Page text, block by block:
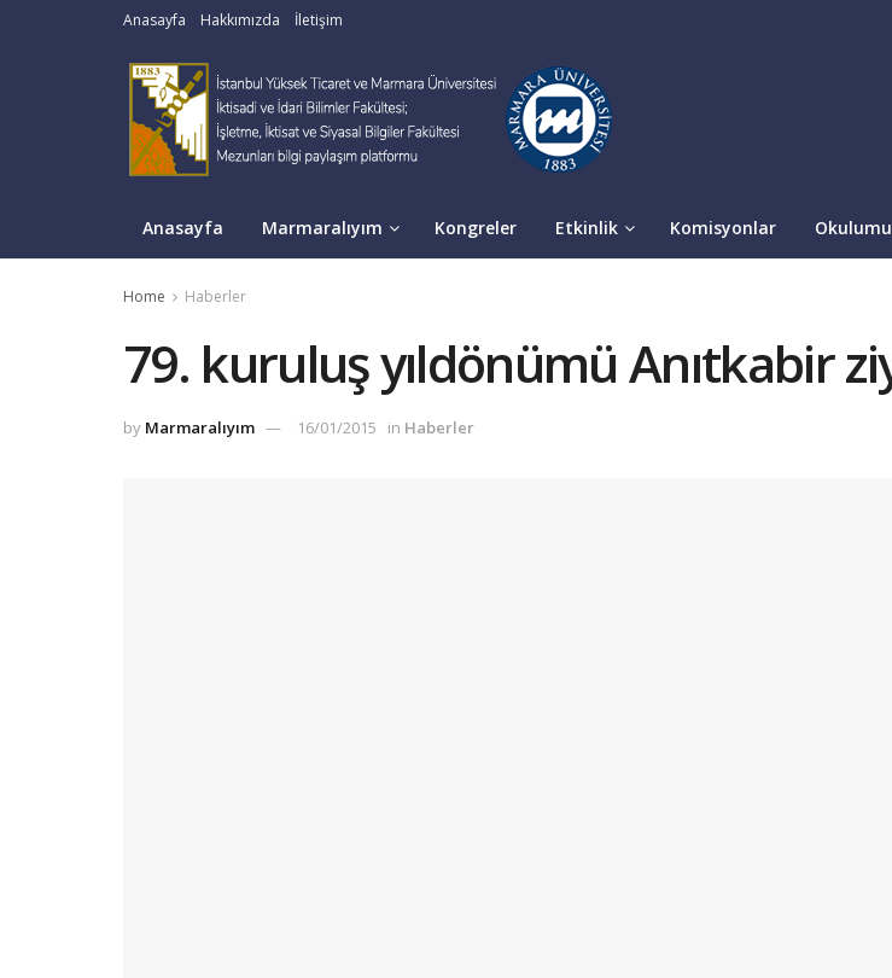
Anasayfa Hakkımızda İletişim
Anasayfa Marmaralıyım Kongreler Etkinlik Komisyonlar
Home Haberler
79. kuruluş yıldönümü Anıtkabir
by Marmaralıyım 16/01/2015 in Haberler